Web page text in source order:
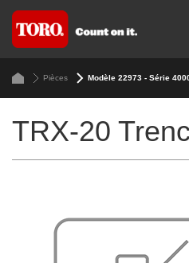
Pièces Modèle 22973 - Série
TRX-20